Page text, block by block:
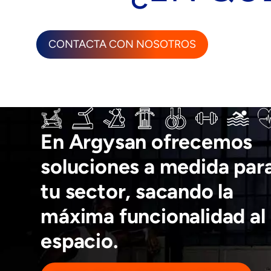
CONTACTA CON NOSOTROS
En Argysan ofrecemos
soluciones a medida
tu sector, sacando la
máxima funcionalidad al
espacio.